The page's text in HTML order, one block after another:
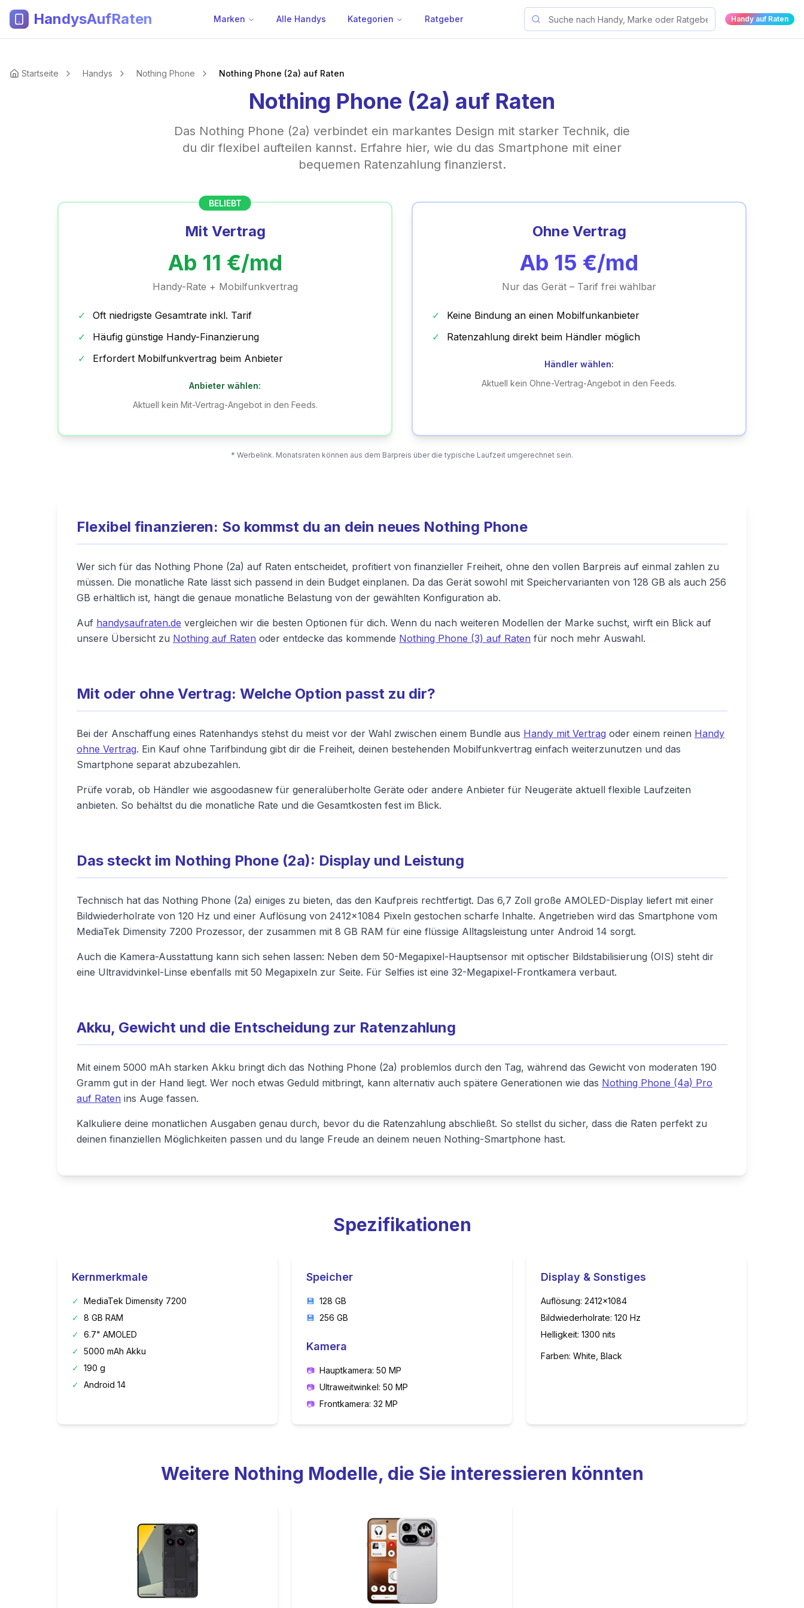
HandysAufRaten Marken Alle Handys Kategorien Ratgeber Handy auf Raten
Startseite Handys Nothing Phone Nothing Phone (2a) auf Raten
Nothing Phone (2a) auf Raten
Das Nothing Phone (2a) verbindet ein markantes Design mit starker Technik, die
du dir flexibel aufteilen kannst. Erfahre hier, wie du das Smartphone mit einer
bequemen Ratenzahlung finanzierst.
BELIEBT
Mit Vertrag
Ab 11 €/md
Handy-Rate + Mobilfunkvertrag
✓
Oft niedrigste Gesamtrate inkl. Tarif
✓
Häufig günstige Handy-Finanzierung
✓
Erfordert Mobilfunkvertrag beim Anbieter
Anbieter wählen:
Aktuell kein Mit-Vertrag-Angebot in den Feeds.
Ohne Vertrag
Ab 15 €/md
Nur das Gerät – Tarif frei wählbar
✓
Keine Bindung an einen Mobilfunkanbieter
✓
Ratenzahlung direkt beim Händler möglich
Händler wählen:
Aktuell kein Ohne-Vertrag-Angebot in den Feeds.
* Werbelink. Monatsraten können aus dem Barpreis über die typische Laufzeit umgerechnet sein.
Flexibel finanzieren: So kommst du an dein neues Nothing Phone
Wer sich für das Nothing Phone (2a) auf Raten entscheidet, profitiert von finanzieller Freiheit, ohne den vollen Barpreis auf einmal zahlen zu
müssen. Die monatliche Rate lässt sich passend in dein Budget einplanen. Da das Gerät sowohl mit Speichervarianten von 128 GB als auch 256
GB erhältlich ist, hängt die genaue monatliche Belastung von der gewählten Konfiguration ab.
Auf handysaufraten.de vergleichen wir die besten Optionen für dich. Wenn du nach weiteren Modellen der Marke suchst, wirft ein Blick auf
unsere Übersicht zu Nothing auf Raten oder entdecke das kommende Nothing Phone (3) auf Raten für noch mehr Auswahl.
Mit oder ohne Vertrag: Welche Option passt zu dir?
Bei der Anschaffung eines Ratenhandys stehst du meist vor der Wahl zwischen einem Bundle aus Handy mit Vertrag oder einem reinen Handy
ohne Vertrag. Ein Kauf ohne Tarifbindung gibt dir die Freiheit, deinen bestehenden Mobilfunkvertrag einfach weiterzunutzen und das
Smartphone separat abzubezahlen.
Prüfe vorab, ob Händler wie asgoodasnew für generalüberholte Geräte oder andere Anbieter für Neugeräte aktuell flexible Laufzeiten
anbieten. So behältst du die monatliche Rate und die Gesamtkosten fest im Blick.
Das steckt im Nothing Phone (2a): Display und Leistung
Technisch hat das Nothing Phone (2a) einiges zu bieten, das den Kaufpreis rechtfertigt. Das 6,7 Zoll große AMOLED-Display liefert mit einer
Bildwiederholrate von 120 Hz und einer Auflösung von 2412x1084 Pixeln gestochen scharfe Inhalte. Angetrieben wird das Smartphone vom
MediaTek Dimensity 7200 Prozessor, der zusammen mit 8 GB RAM für eine flüssige Alltagsleistung unter Android 14 sorgt.
Auch die Kamera-Ausstattung kann sich sehen lassen: Neben dem 50-Megapixel-Hauptsensor mit optischer Bildstabilisierung (OIS) steht dir
eine Ultravidvinkel-Linse ebenfalls mit 50 Megapixeln zur Seite. Für Selfies ist eine 32-Megapixel-Frontkamera verbaut.
Akku, Gewicht und die Entscheidung zur Ratenzahlung
Mit einem 5000 mAh starken Akku bringt dich das Nothing Phone (2a) problemlos durch den Tag, während das Gewicht von moderaten 190
Gramm gut in der Hand liegt. Wer noch etwas Geduld mitbringt, kann alternativ auch spätere Generationen wie das Nothing Phone (4a) Pro
auf Raten ins Auge fassen.
Kalkuliere deine monatlichen Ausgaben genau durch, bevor du die Ratenzahlung abschließt. So stellst du sicher, dass die Raten perfekt zu
deinen finanziellen Möglichkeiten passen und du lange Freude an deinem neuen Nothing-Smartphone hast.
Spezifikationen
Kernmerkmale
✓ MediaTek Dimensity 7200
✓ 8 GB RAM
✓ 6.7" AMOLED
✓ 5000 mAh Akku
✓ 190 g
✓ Android 14
Speicher
💾 128 GB
💾 256 GB
Kamera
📷 Hauptkamera: 50 MP
📷 Ultraweitwinkel: 50 MP
📷 Frontkamera: 32 MP
Display & Sonstiges
Auflösung: 2412x1084
Bildwiederholrate: 120 Hz
Helligkeit: 1300 nits
Farben: White, Black
Weitere Nothing Modelle, die Sie interessieren könnten